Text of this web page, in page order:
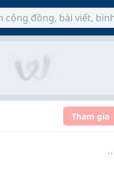
Tham gia